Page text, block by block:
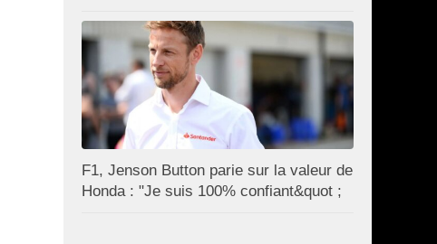
F1, Jenson Button parie sur la valeur de
Honda : "Je suis 100% confiant&quot ;